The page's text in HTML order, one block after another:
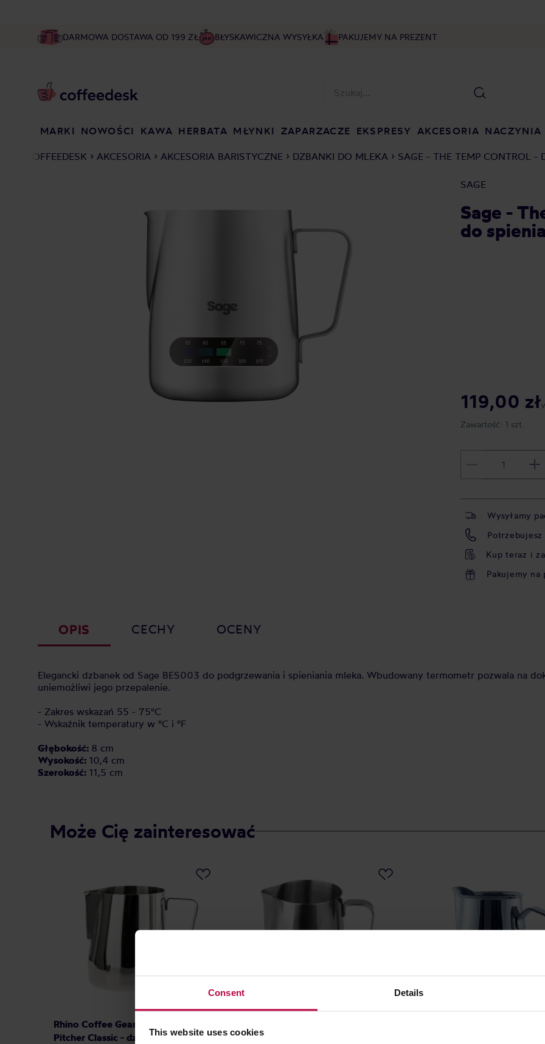
Consent Details
This website uses cookies
DARMOWA DOSTAWA OD 199 ZŁ BŁYSKAWICZNA WYSYŁKA PAKUJEMY NA PREZENT
MARKI NOWOŚCI KAWA HERBATA MŁYNKI ZAPARZACZE EKSPRESY AKCESORIA NACZYNIA
COFFEEDESK AKCESORIA AKCESORIA BARISTYCZNE DZBANKI DO MLEKA SAGE - THE TEMP CONTROL -
SAGE
Sage -
do
119,00 zł
Zawartość: 1 szt.
Wysyłamy
Kup teraz i
Pakujemy na
OPIS CECHY OCENY
Elegancki dzbanek od Sage BES003 do podgrzewania i spieniania mleka. Wbudowany termometr pozwala na
uniemożliwi jego przepalenie.
- Zakres wskazań 55 - 75°C
- Wskaźnik temperatury w °C i °F
Głębokość: 8 cm
Wysokość: 10,4 cm
Szerokość: 11,5 cm
Może Cię zainteresować
Rhino Coffee Gear Barista Milk
Pitcher Classic - dzbanek srebrny
Classic dzbanek srebrny 360 ml